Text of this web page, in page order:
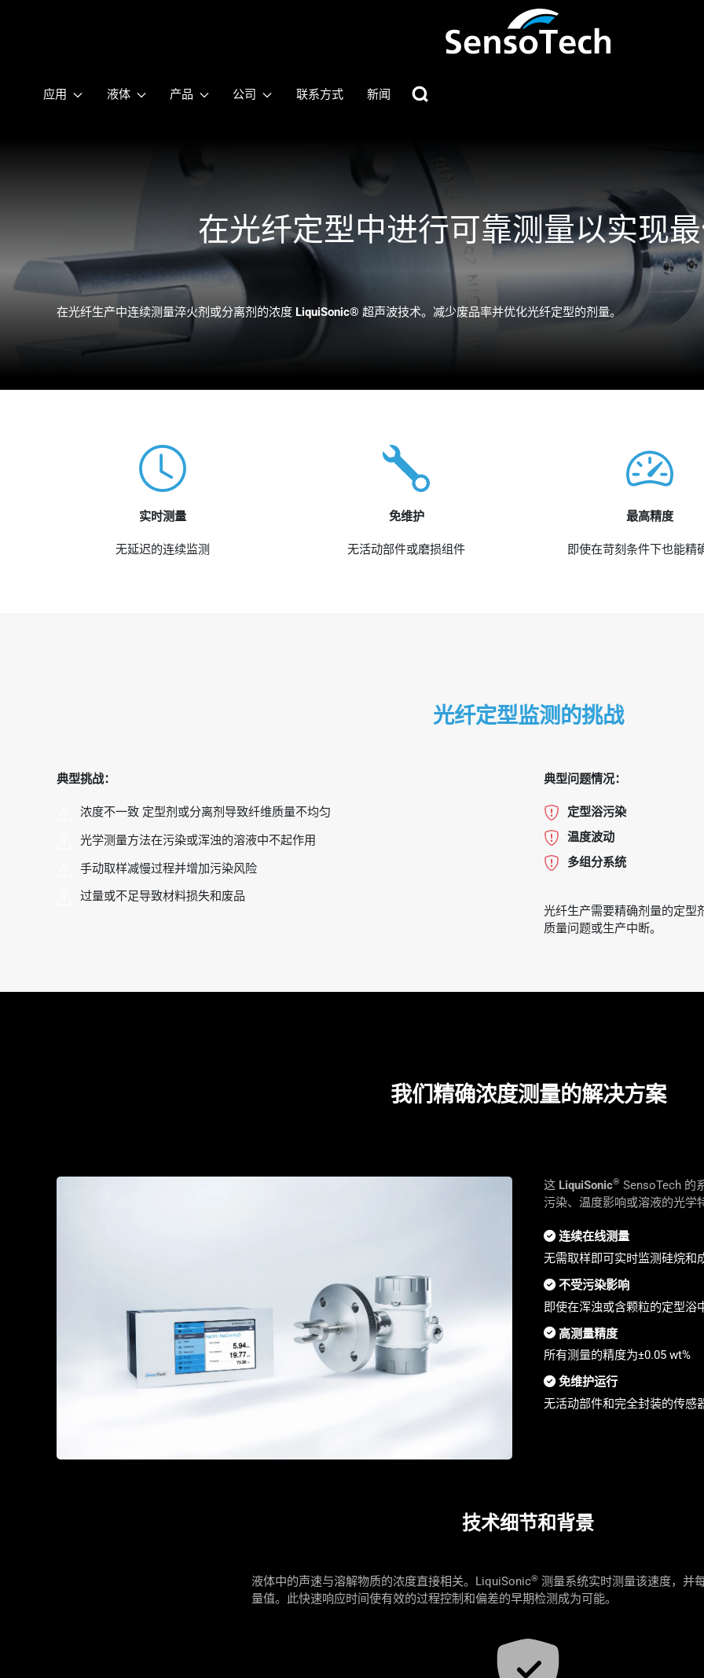
应用 液体 产品 公司 联系方式 新闻
在光纤定型中进行可靠测量以实现
在光纤生产中连续测量淬火剂或分离剂的浓度 LiquiSonic® 超声波技术。减少废品率并优化光纤定型的剂量。
实时测量
无延迟的连续监测
免维护
无活动部件或磨损组件
最高精度
即使在苛刻条件下也能精
光纤定型监测的挑战
典型挑战：
浓度不一致 定型剂或分离剂导致纤维质量不均匀
光学测量方法在污染或浑浊的溶液中不起作用
手动取样减慢过程并增加污染风险
过量或不足导致材料损失和废品
典型问题情况：
定型浴污染
温度波动
多组分系统
光纤生产需要精确剂量的定型
质量问题或生产中断。
我们精确浓度测量的解决方案
这 LiquiSonic® SensoTech 的
污染、温度影响或溶液的光学
连续在线测量
无需取样即可实时监测硅烷和
不受污染影响
即使在浑浊或含颗粒的定型浴
高测量精度
所有测量的精度为±0.05 wt%
免维护运行
无活动部件和完全封装的传感
技术细节和背景
液体中的声速与溶解物质的浓度直接相关。LiquiSonic® 测量系统实时测量该速度，并
量值。此快速响应时间使有效的过程控制和偏差的早期检测成为可能。